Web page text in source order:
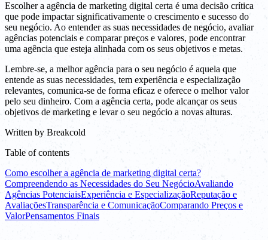
Escolher a agência de marketing digital certa é uma decisão crítica
que pode impactar significativamente o crescimento e sucesso do
seu negócio. Ao entender as suas necessidades de negócio, avaliar
agências potenciais e comparar preços e valores, pode encontrar
uma agência que esteja alinhada com os seus objetivos e metas.
Lembre-se, a melhor agência para o seu negócio é aquela que
entende as suas necessidades, tem experiência e especialização
relevantes, comunica-se de forma eficaz e oferece o melhor valor
pelo seu dinheiro. Com a agência certa, pode alcançar os seus
objetivos de marketing e levar o seu negócio a novas alturas.
Written by Breakcold
Table of contents
Como escolher a agência de marketing digital certa?
Compreendendo as Necessidades do Seu NegócioAvaliando
Agências PotenciaisExperiência e EspecializaçãoReputação e
AvaliaçõesTransparência e ComunicaçãoComparando Preços e
ValorPensamentos Finais